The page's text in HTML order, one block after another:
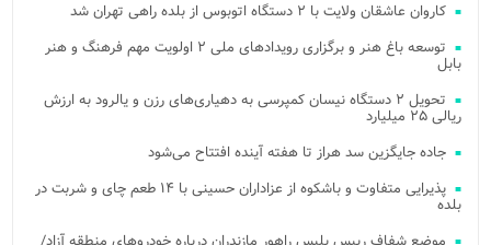
کاروان عاشقان ولایت با ۲ دستگاه اتوبوس از بلده راهی تهران شد
توسعه باغ هنر و برگزاری رویدادهای ملی ۲ اولویت مهم فرهنگ و هنر
بابل
تحویل ۲ دستگاه نیسان کمپرسی به دهیاری‌های رزن و یالرود به ارزش
ریالی ۲۵ میلیارد
جاده جایگزین سد هراز تا هفته آینده افتتاح می‌شود
پذیرایی متفاوت و باشکوه از عزاداران حسینی با ۱۴ طعم چای و شربت در
بلده